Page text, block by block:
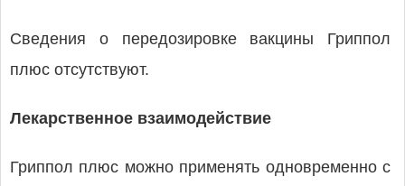
Сведения о передозировке вакцины Гриппол
плюс отсутствуют.
Лекарственное взаимодействие
Гриппол плюс можно применять одновременно с